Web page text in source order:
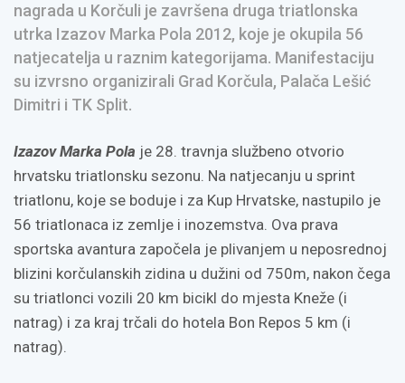
nagrada u Korčuli je završena druga triatlonska
utrka Izazov Marka Pola 2012, koje je okupila 56
natjecatelja u raznim kategorijama. Manifestaciju
su izvrsno organizirali Grad Korčula, Palača Lešić
Dimitri i TK Split.
Izazov Marka Pola je 28. travnja službeno otvorio
hrvatsku triatlonsku sezonu. Na natjecanju u sprint
triatlonu, koje se boduje i za Kup Hrvatske, nastupilo je
56 triatlonaca iz zemlje i inozemstva. Ova prava
sportska avantura započela je plivanjem u neposrednoj
blizini korčulanskih zidina u dužini od 750m, nakon čega
su triatlonci vozili 20 km bicikl do mjesta Kneže (i
natrag) i za kraj trčali do hotela Bon Repos 5 km (i
natrag).